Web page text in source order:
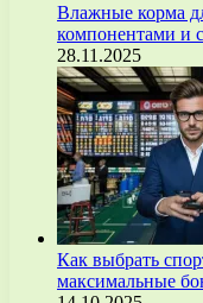
Влажные корма
компонентами и
28.11.2025
Как выбрать
максимальные